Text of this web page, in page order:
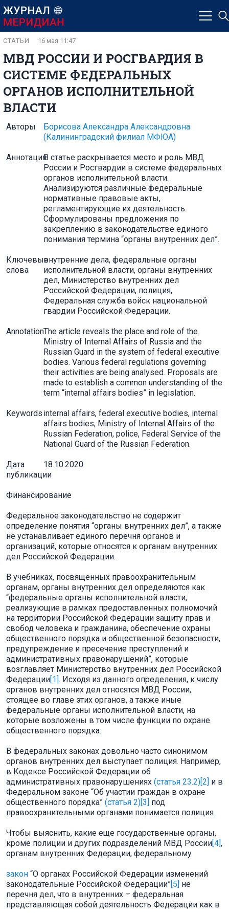
МВД РОССИИ И РОСГВАРДИЯ В
СИСТЕМЕ ФЕДЕРАЛЬНЫХ
ОРГАНОВ ИСПОЛНИТЕЛЬНОЙ
ВЛАСТИ
СТАТЬИ 16 мая 11:47
Авторы
Борисова Александра Александровна
(Калининградский филиал МФЮА)
АннотацияВ статье раскрывается место и роль МВД
России и Росгвардии в системе федеральных
органов исполнительной власти.
Анализируются различные федеральные
нормативные правовые акты,
регламентирующие их деятельность.
Сформулированы предложения по
закреплению в законодательстве единого
понимания термина “органы внутренних дел”.
Ключевые
слова
внутренние дела, федеральные органы
исполнительной власти, органы внутренних
дел, Министерство внутренних дел
Российской Федерации, полиция,
Федеральная служба войск национальной
гвардии Российской Федерации.
AnnotationThe article reveals the place and role of the
Ministry of Internal Affairs of Russia and the
Russian Guard in the system of federal executive
bodies. Various federal regulations governing
their activities are being analysed. Proposals are
made to establish a common understanding of the
term “internal affairs bodies” in legislation.
Keywords internal affairs, federal executive bodies, internal
affairs bodies, Ministry of Internal Affairs of the
Russian Federation, police, Federal Service of the
National Guard of the Russian Federation.
Дата
публикации
18.10.2020
Финансирование
Федеральное законодательство не содержит
определение понятия “органы внутренних дел”, а также
не устанавливает единого перечня органов и
организаций, которые относятся к органам внутренних
дел Российской Федерации.
В учебниках, посвященных правоохранительным
органам, органы внутренних дел определяются как
“федеральные органы исполнительной власти,
реализующие в рамках предоставленных полномочий
на территории Российской Федерации защиту прав и
свобод человека и гражданина, обеспечение охраны
общественного порядка и общественной безопасности,
предупреждение и пресечение преступлений и
административных правонарушений”, которые
возглавляет Министерство внутренних дел Российской
Федерации[1]. Исходя из данного определения, к числу
органов внутренних дел относятся МВД России,
стоящее во главе этих органов, а также иные
федеральные органы исполнительной власти, на
которые возложены в том числе функции по охране
общественного порядка.
В федеральных законах довольно часто синонимом
органов внутренних дел выступает полиция. Например,
в Кодексе Российской Федерации об
административных правонарушениях (статья 23.2)[2] и в
Федеральном законе “Об участии граждан в охране
общественного порядка” (статья 2)[3] под
правоохранительными органами понимается полиция.
Чтобы выяснить, какие еще государственные органы,
кроме полиции и других подразделений МВД России[4],
органам внутренних Федерации, федеральному
закон “О органах Российской Федерации изменений
законодательные Российской Федерации”[5] не
перечня дел, что в внутренних – федеральная
представляющая собой деятельность Федерации как в